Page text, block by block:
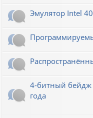
Эмулятор Intel
4-битный бейдж
года